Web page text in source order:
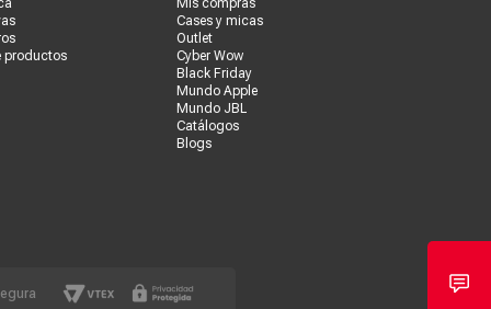
productos
Mis compras
Cases y micas
Outlet
Cyber Wow
Black Friday
Mundo Apple
Mundo JBL
Catálogos
Blogs